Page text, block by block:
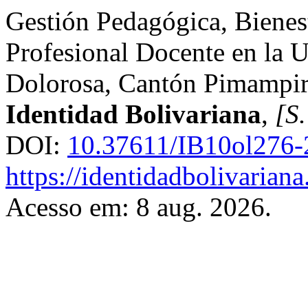
Gestión Pedagógica,
Profesional Docente en la
Dolorosa, Cantón
Identidad Bolivariana,
DOI: 10.37611/
https://
Acesso em: 8 aug. 2026.